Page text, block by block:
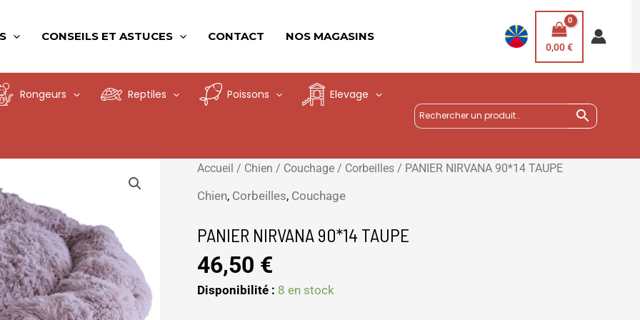
CONSEILS ET ASTUCES CONTACT NOS MAGASINS
0,00€
Rongeurs Reptiles Poissons Elevage
Accueil / Chien / Couchage / Corbeilles / PANIER NIRVANA 90*14 TAUPE
Chien, Corbeilles, Couchage
PANIER NIRVANA 90*14 TAUPE
46,50 €
Disponibilité : 8 en stock
quantité
de
NIRVANA
TAUPE